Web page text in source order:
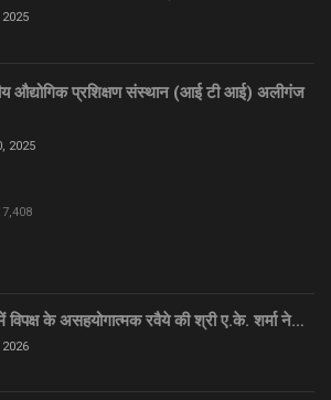
औद्योगिक प्रशिक्षण संस्थान (आई टी आई) अलीगंज
2025
के असहयोगात्मक रवैये की श्री ए.के. शर्मा ने…